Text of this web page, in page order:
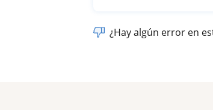
¿Hay algún error en